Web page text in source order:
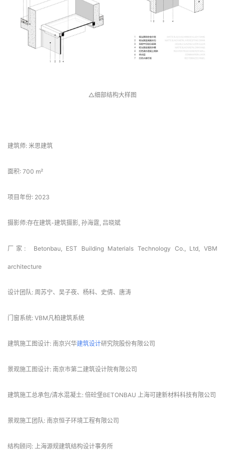
△细部结构大样图
建筑师: 米思建筑
面积: 700 m²
项目年份: 2023
摄影师:存在建筑-建筑摄影, 孙海霆, 吕晓斌
厂家:  Betonbau, EST Building Materials Technology Co., Ltd, VBM
architecture
设计团队: 周苏宁、吴子夜、杨科、史倩、唐涛
门窗系统: VBM凡柏建筑系统
建筑施工图设计: 南京兴华建筑设计研究院股份有限公司
景观施工图设计: 南京市第二建筑设计院有限公司
建筑施工总承包/清水混凝土: 倍砼堡BETONBAU 上海可建新材料科技有限公司
景观施工团队: 南京恒子环境工程有限公司
结构顾问: 上海源规建筑结构设计事务所